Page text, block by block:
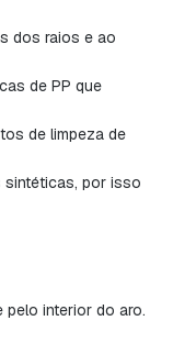
dos raios e ao
de PP que
de limpeza de
por isso
pelo interior do aro.